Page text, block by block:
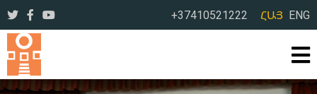
+37410521222 ՀԱՅ ENG